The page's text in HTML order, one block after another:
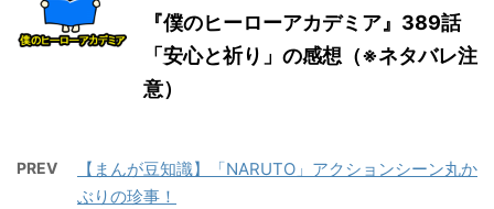
『僕のヒーローアカデミア』389話
「安心と祈り」の感想（※ネタバレ注
意）
PREV
【まんが豆知識】「NARUTO」アクションシーン丸か
ぶりの珍事！